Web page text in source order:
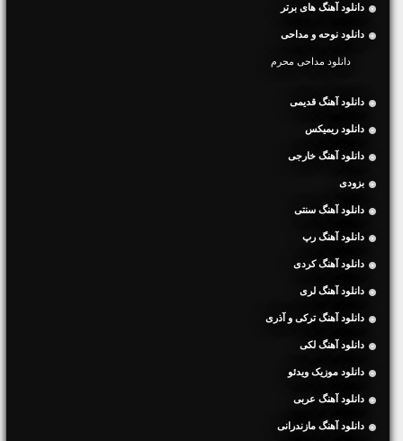
دانلود آهنگ های برتر
دانلود نوحه و مداحی
دانلود مداحی محرم
دانلود آهنگ قدیمی
دانلود ریمیکس
دانلود آهنگ خارجی
بزودی
دانلود آهنگ سنتی
دانلود آهنگ رپ
دانلود آهنگ کردی
دانلود آهنگ لری
دانلود آهنگ ترکی و آذری
دانلود آهنگ لکی
دانلود موزیک ویدئو
دانلود آهنگ عربی
دانلود آهنگ مازندرانی